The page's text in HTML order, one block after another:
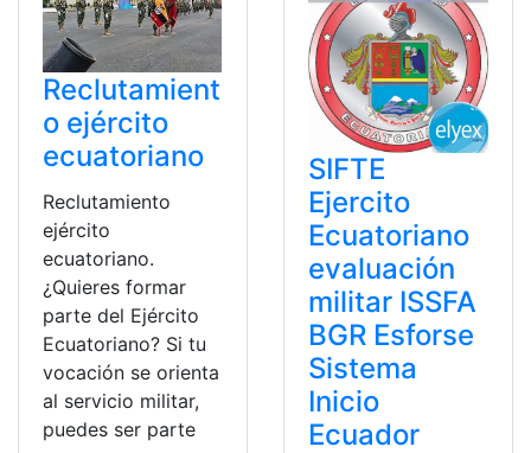
Reclutamient
o ejército
ecuatoriano
Reclutamiento
ejército
ecuatoriano.
¿Quieres formar
parte del Ejército
Ecuatoriano? Si tu
vocación se orienta
al servicio militar,
puedes ser parte
SIFTE
Ejercito
Ecuatoriano
evaluación
militar ISSFA
BGR Esforse
Sistema
Inicio
Ecuador